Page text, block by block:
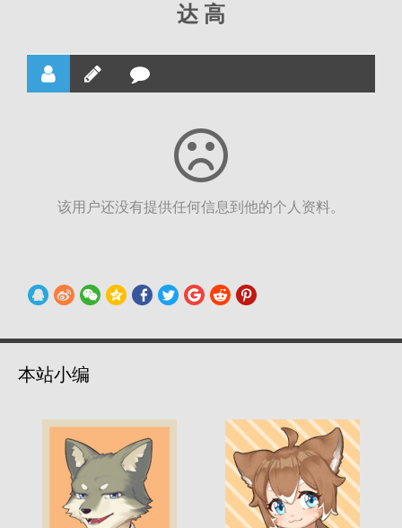
达 高
该用户还没有提供任何信息到他的个人资料。
本站小编